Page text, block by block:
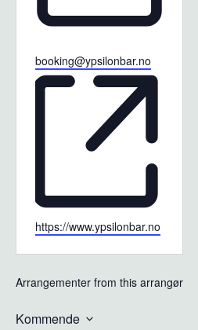
Email
booking@ypsilonbar.no
Website
https://www.ypsilonbar.no
Arrangementer from this arrangør
Kommende